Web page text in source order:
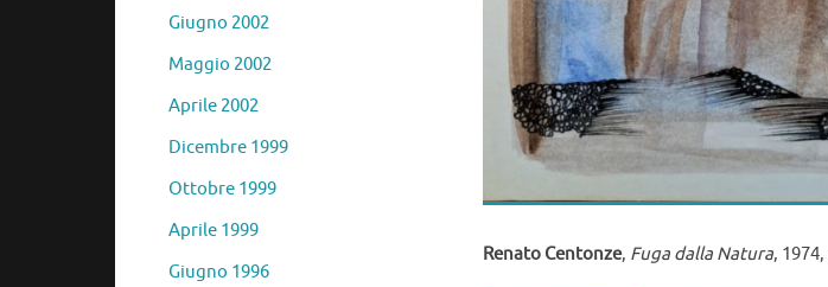
Renato Centonze, Fuga dalla Natura,
Giugno 2002
Maggio 2002
Aprile 2002
Dicembre 1999
Ottobre 1999
Aprile 1999
Giugno 1996